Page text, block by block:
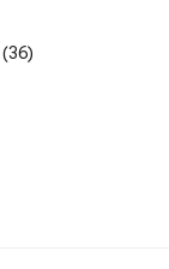
(36)